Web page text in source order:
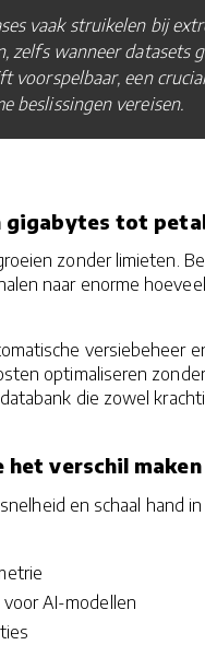
vaak struikelen bij
zelfs wanneer datasets
voorspelbaar, een
beslissingen vereisen.
gigabytes tot
zonder limieten.
naar enorme
versiebeheer
optimaliseren
die zowel
het verschil maken
en schaal hand
AI-modellen